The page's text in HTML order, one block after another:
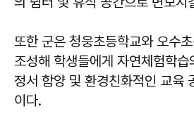
또한 군은 청웅초등학교와 오수
조성해 학생들에게 자연체험학
정서 함양 및 환경친화적인 교육
이다.